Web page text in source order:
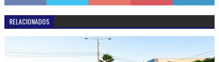
RELACIONADOS